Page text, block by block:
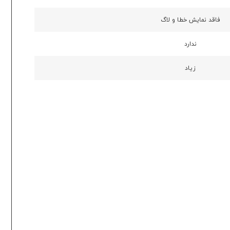
فاقد نمایش خطا و لاگ
ندارد
زیاد